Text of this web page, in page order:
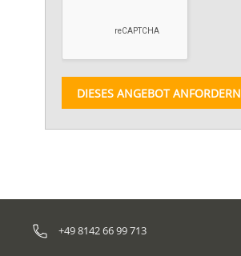
DIESES ANGEBOT ANFORDERN
+49 8142 66 99 713